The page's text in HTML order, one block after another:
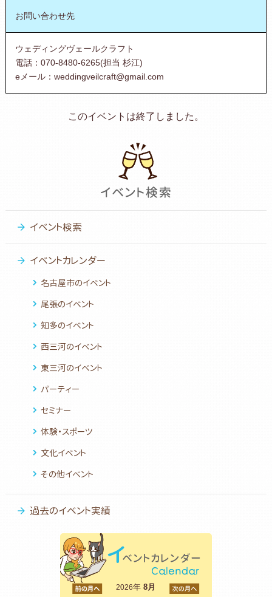
お問い合わせ先
ウェディングヴェールクラフト
電話：070-8480-6265(担当 杉江)
eメール：weddingveilcraft@gmail.com
このイベントは終了しました。
イベント検索
イベントカレンダー
名古屋市のイベント
尾張のイベント
知多のイベント
西三河のイベント
東三河のイベント
パーティー
セミナー
体験・スポーツ
文化イベント
その他イベント
過去のイベント実績
2026年8月